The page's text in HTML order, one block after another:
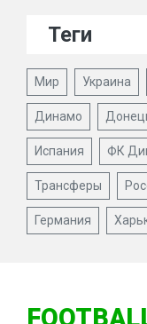
Теги
Мир Украина
Динамо
Испания ФК
Трансферы
Германия